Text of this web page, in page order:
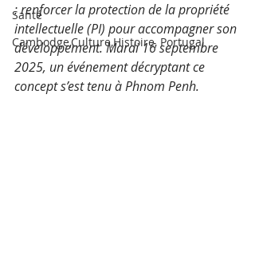
Santé
Cambodge,Culture,Histoire, Portugal
: renforcer la protection de la propriété
intellectuelle (PI) pour accompagner son
développement. Mardi 16 septembre
2025, un événement décryptant ce
concept s’est tenu à Phnom Penh.